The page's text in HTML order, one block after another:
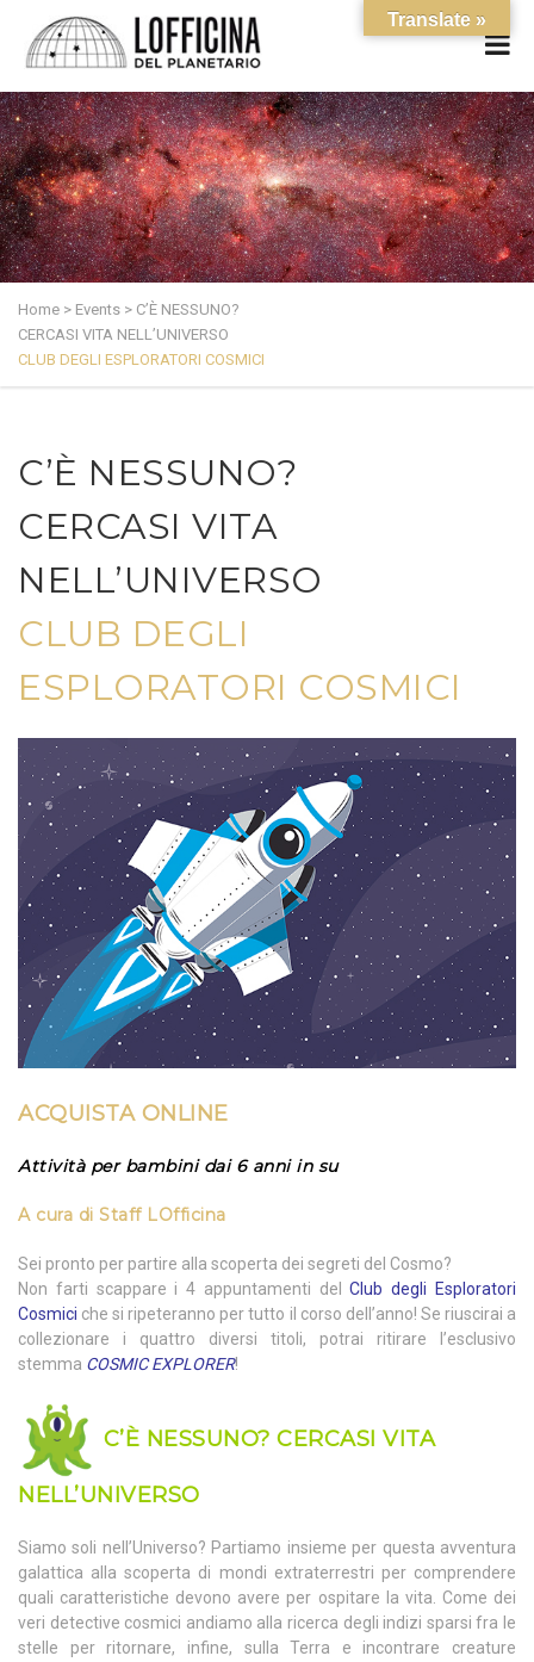
Home > Events > C’È NESSUNO?
CERCASI VITA NELL’UNIVERSO
CLUB DEGLI ESPLORATORI COSMICI
C’È NESSUNO?
CERCASI VITA
NELL’UNIVERSO
CLUB DEGLI
ESPLORATORI COSMICI
ACQUISTA ONLINE
Attività per bambini dai 6 anni in su
A cura di Staff LOfficina
Sei pronto per partire alla scoperta dei segreti del Cosmo?
Non farti scappare i 4 appuntamenti delClub degli Esploratori
Cosmici che si ripeteranno per tutto il corso dell’anno! Se riuscirai a
collezionare i quattro diversi titoli, potrai ritirare l’esclusivo
stemma COSMIC EXPLORER!
C’È NESSUNO? CERCASI VITA
NELL’UNIVERSO
Siamo soli nell’Universo? Partiamo insieme per questa avventura
galattica alla scoperta di mondi extraterrestri per comprendere
quali caratteristiche devono avere per ospitare la vita. Come dei
veri detective cosmici andiamo alla ricerca degli indizi sparsi fra le
stelle per ritornare, infine, sulla Terra e incontrare creature
Translate »